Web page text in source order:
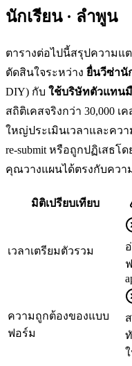
นักเรียน · ลำพูน
ตารางต่อไปนี้สรุปความแ
ตัดสินใจระหว่าง ยื่นวีซ่านั
DIY) กับ ใช้บริษัทตัวแทน
สถิติเคสจริงกว่า 30,000
ใหญ่ประเมินเวลาและคว
re-submit หรือถูกปฏิเสธ
คุณวางแผนได้ตรงกับควา
มิติเปรียบเทียบ
เวลาเตรียมตัวรวม
ความถูกต้องของแบบ
ฟอร์ม